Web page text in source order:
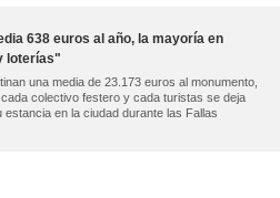
638 euros al año, la mayoría en
loterías"
una media de 23.173 euros al monumento,
colectivo festero y cada turistas se deja
en la ciudad durante las Fallas